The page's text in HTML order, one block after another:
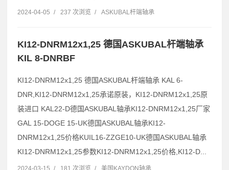
2024-04-05 / 237 次浏览 / ASKUBAL杆端轴承
KI12-DNRM12x1,25 德国ASKUBAL杆端轴承
KIL 8-DNRBF
KI12-DNRM12x1,25 德国ASKUBAL杆端轴承 KAL 6-
DNR,KI12-DNRM12x1,25承诺原装，KI12-DNRM12x1,25原
装进口 KAL22-D德国ASKUBAL轴承KI12-DNRM12x1,25厂家
GAL 15-DOGE 15-UK德国ASKUBAL轴承KI12-
DNRM12x1,25价格KUIL16-ZZGE10-UK德国ASKUBAL轴承
KI12-DNRM12x1,25参数KI12-DNRM12x1,25价格,KI12-D...
2024-03-15 / 181 次浏览 / 美国KAYDON轴承